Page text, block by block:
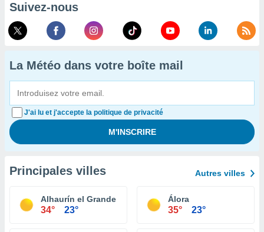
Suivez-nous
La Météo dans votre boîte mail
J'ai lu et j'accepte la politique de privacité
Principales villes Autres villes
Alhaurín el Grande
34° 23°
Álora
35° 23°